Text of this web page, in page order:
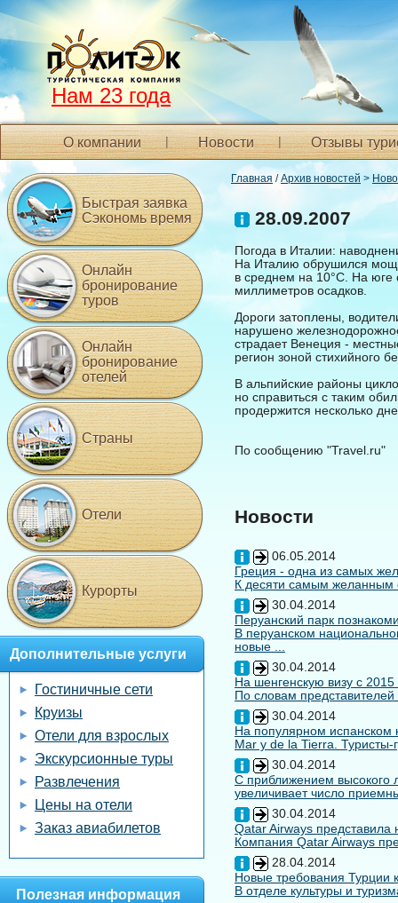
Нам 23 года
О компании Новости Отзывы
Главная /Архив новостей >
28.09.2007
Погода в Италии:
На Италию обрушился
в среднем на 10°C. На
миллиметров осадков.
Дороги затоплены,
нарушено
страдает Венеция -
регион зоной стихийного
В альпийские районы
но справиться с таким
продержится несколько
По сообщению "Travel.ru"
Новости
06.05.2014
Греция - одна из самых
К десяти самым желанным
30.04.2014
Перуанский парк
В перуанском
новые ...
30.04.2014
На шенгенскую визу с 2015
По словам
30.04.2014
На популярном испанском
Mar y de la Tierra. Туристы-
30.04.2014
С приближением высокого
увеличивает число
30.04.2014
Qatar Airways
Компания Qatar Airways
28.04.2014
Новые требования Турции
В отделе культуры и
Быстрая заявка
Сэкономь время
Онлайн
бронирование
туров
Онлайн
бронирование
отелей
Страны
Отели
Курорты
Дополнительные услуги
Гостиничные сети
Круизы
Отели для взрослых
Экскурсионные туры
Развлечения
Цены на отели
Заказ авиабилетов
Полезная информация